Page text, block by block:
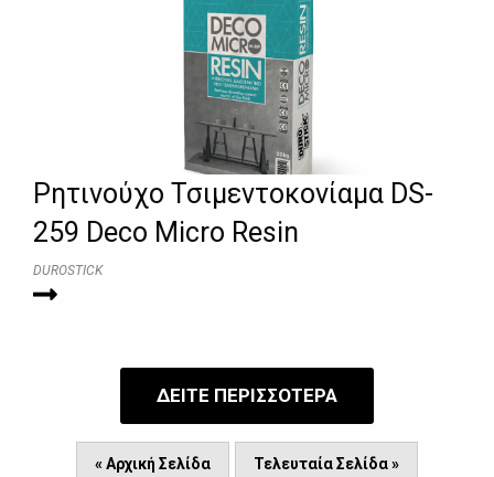
Ρητινούχο Τσιμεντοκονίαμα DS-
259 Deco Micro Resin
DUROSTICK
ΔΕΙΤΕ ΠΕΡΙΣΣΟΤΕΡΑ
« Αρχική Σελίδα Τελευταία Σελίδα »